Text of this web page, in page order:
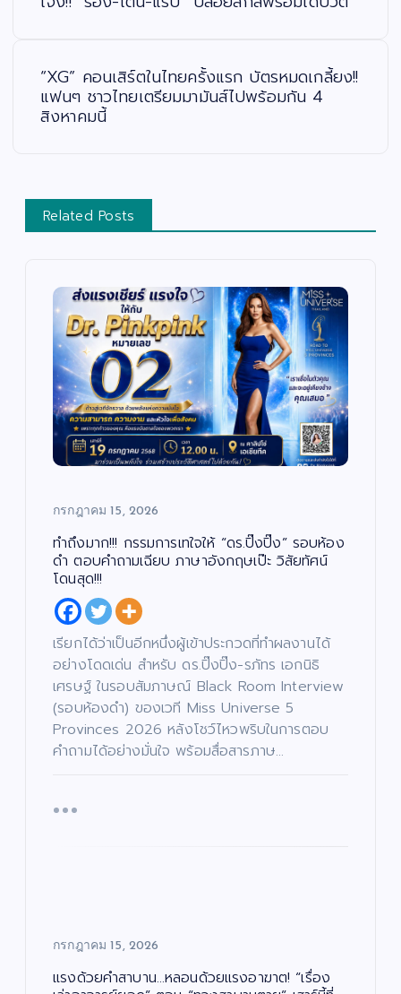
“XG” คอนเสิร์ตในไทยครั้งแรก บัตรหมดเกลี้ยง!!
แฟนๆ ชาวไทยเตรียมมามันส์ไปพร้อมกัน 4
สิงหาคมนี้
Related Posts
กรกฎาคม 15, 2026
ทำถึงมาก!!! กรรมการเทใจให้ “ดร.ปิ๊งปิ๊ง” รอบห้อง
ดำ ตอบคำถามเฉียบ ภาษาอังกฤษเป๊ะ วิสัยทัศน์
โดนสุด!!!
เรียกได้ว่าเป็นอีกหนึ่งผู้เข้าประกวดที่ทำผลงานได้
อย่างโดดเด่น สำหรับ ดร.ปิ๊งปิ๊ง-รภัทร เอกนิธิ
เศรษฐ์ ในรอบสัมภาษณ์ Black Room Interview
(รอบห้องดำ) ของเวที Miss Universe 5
Provinces 2026 หลังโชว์ไหวพริบในการตอบ
คำถามได้อย่างมั่นใจ พร้อมสื่อสารภาษ…
กรกฎาคม 15, 2026
แรงด้วยคำสาบาน…หลอนด้วยแรงอาฆาต! “เรื่อง